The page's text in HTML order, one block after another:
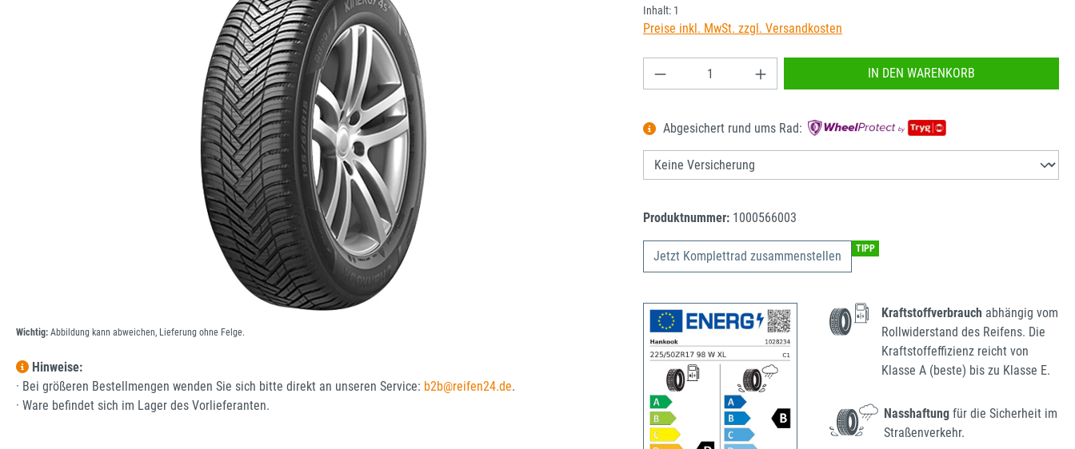
Wichtig: Abbildung kann abweichen, Lieferung ohne Felge.
Hinweise:
· Bei größeren Bestellmengen wenden Sie sich bitte direkt an unseren Service: b2b@reifen24.de.
· Ware befindet sich im Lager des Vorlieferanten.
Inhalt: 1
Preise inkl. MwSt. zzgl. Versandkosten
Produkt Anzahl: Gib den gewünschten Wert ein oder
IN DEN WARENKORB
Abgesichert rund ums Rad:
Produktnummer: 1000566003
Jetzt Komplettrad zusammenstellen TIPP
Kraftstoffverbrauch abhängig vom
Rollwiderstand des Reifens. Die
Kraftstoffeffizienz reicht von
Klasse A (beste) bis zu Klasse E.
Nasshaftung für die Sicherheit im
Straßenverkehr.